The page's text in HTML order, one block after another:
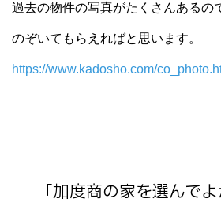
過去の物件の写真がたくさんあるの
のぞいてもらえればと思います。
https://www.kadosho.com/
「加度商の家を選んで